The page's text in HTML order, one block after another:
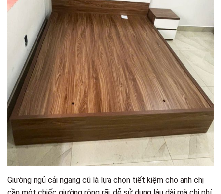
Giường ngủ cải ngang cũ là lựa chọn tiết kiệm cho anh chị
cần một chiếc giường rộng rãi, dễ sử dụng lâu dài mà chi phí